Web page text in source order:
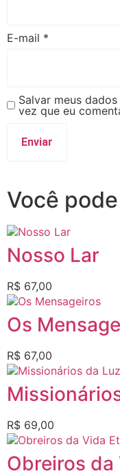
E-mail *
Salvar meus
vez que eu
Você
Nosso Lar
R$ 67,00
Os
R$ 67,00
R$ 69,00
Obreiros da